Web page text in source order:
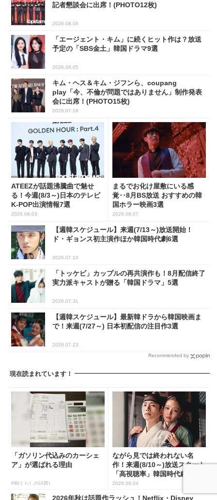
記者懇談会に出席！(PHOTO12枚)
2026.08.06
「エージェント・キム」に続くヒット作は？放送
予定の「SBS金土」韓国ドラマ9選
2026.08.05
キム・ヘス＆キム・ジフンら、coupang
play「今、不倫が問題ではありません」制作発表
会に出席！(PHOTO15枚)
2026.07.28
ATEEZが話題沸騰曲で魅せ
る！今週(8/3～)日本のテレビ
K-POP出演情報7選
2026.08.03
まるでお化け屋敷にいる感
覚‥8月BS放送 おすすめの韓
国ホラー映画3選
2026.08.07
【週韓スケジュール】来週(7/13～)放送開始！
ド・ギョンス初主演作ほか韓国時代劇6選
2026.07.10
「トッケビ」カップルの再共演作も！8月配信終了
実力派キャストが贈る「韓国ドラマ」5選
2026.07.31
【週韓スケジュール】最新韓ドラから韓国映画ま
で！来週(7/27～) 日本初配信の注目作3選
2026.07.23
Recommended by
現在読まれています！
「ガソリン代込みのカーシェ
ア」が選ばれる理由
PR(くらしの話題)
ながら見では終われない名
作！来週(8/10～)放送スタート
「高視聴率」韓国時代劇...
2026.08.04
2026年秋は話題作ラッシュ！Netflix・Disney